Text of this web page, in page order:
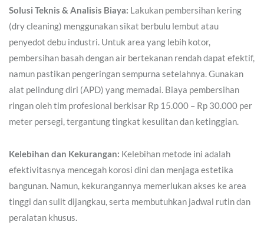
Solusi Teknis & Analisis Biaya: Lakukan pembersihan kering
(dry cleaning) menggunakan sikat berbulu lembut atau
penyedot debu industri. Untuk area yang lebih kotor,
pembersihan basah dengan air bertekanan rendah dapat efektif,
namun pastikan pengeringan sempurna setelahnya. Gunakan
alat pelindung diri (APD) yang memadai. Biaya pembersihan
ringan oleh tim profesional berkisar Rp 15.000 – Rp 30.000 per
meter persegi, tergantung tingkat kesulitan dan ketinggian.
Kelebihan dan Kekurangan: Kelebihan metode ini adalah
efektivitasnya mencegah korosi dini dan menjaga estetika
bangunan. Namun, kekurangannya memerlukan akses ke area
tinggi dan sulit dijangkau, serta membutuhkan jadwal rutin dan
peralatan khusus.